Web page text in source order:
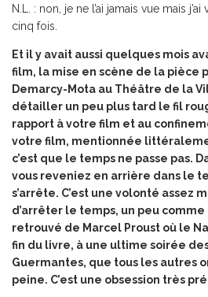
N.L. : non, je ne l’ai jamais vue mais
cinq fois.
Et il y avait aussi quelques mois
film, la mise en scène de la pièce
Demarcy-Mota au Théâtre de la
détailler un peu plus tard le fil
rapport à votre film et au
votre film, mentionnée
c’est que le temps ne passe pas.
vous reveniez en arrière dans le
s’arrête. C’est une volonté assez
d’arrêter le temps, un peu comme
retrouvé de Marcel Proust où le
fin du livre, à une ultime soirée
Guermantes, que tous les autres
peine. C’est une obsession très